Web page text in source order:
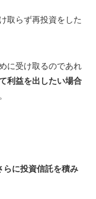
取らず再投資をした
に受け取るのであれ
利益を出したい場合
らに投資信託を積み